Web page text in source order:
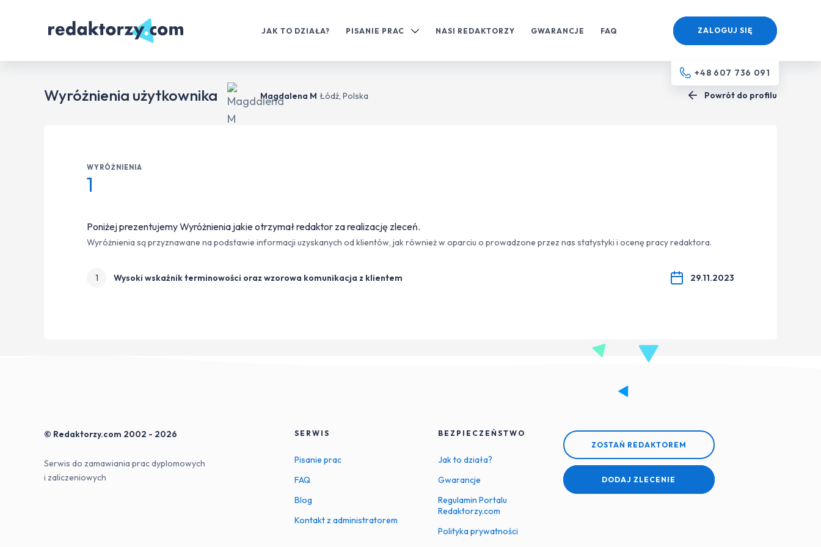
JAK TO DZIAŁA? PISANIE PRAC NASI REDAKTORZY GWARANCJE FAQ
+48 607 736 091
ZALOGUJ SIĘ
Wyróżnienia użytkownika Magdalena M Łódź, Polska Powrót do profilu
WYRÓŻNIENIA
1
Poniżej prezentujemy Wyróżnienia jakie otrzymał redaktor za realizację zleceń.
Wyróżnienia są przyznawane na podstawie informacji uzyskanych od klientów, jak również w oparciu o prowadzone przez nas statystyki i ocenę pracy redaktora.
1 Wysoki wskaźnik terminowości oraz wzorowa komunikacja z klientem 29.11.2023
SERWIS
Pisanie prac
FAQ
Blog
Kontakt z administratorem
BEZPIECZEŃSTWO
Jak to działa?
Gwarancje
Regulamin Portalu
Redaktorzy.com
Polityka prywatności
ZOSTAŃ REDAKTOREM
DODAJ ZLECENIE
© Redaktorzy.com 2002 - 2026
Serwis do zamawiania prac dyplomowych
i zaliczeniowych